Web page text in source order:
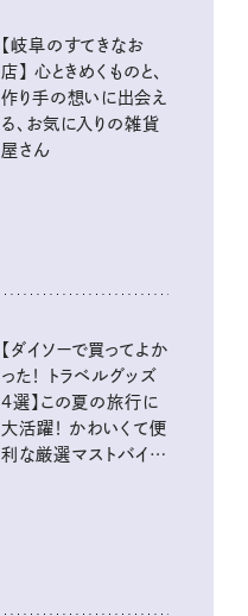
【岐阜のすてきなお
店】 心ときめくものと、
作り手の想いに出会え
る、お気に入りの雑貨
屋さん
【ダイソーで買ってよか
った！ トラベルグッズ
4選】この夏の旅行に
大活躍！ かわいくて便
利な厳選マストバイア